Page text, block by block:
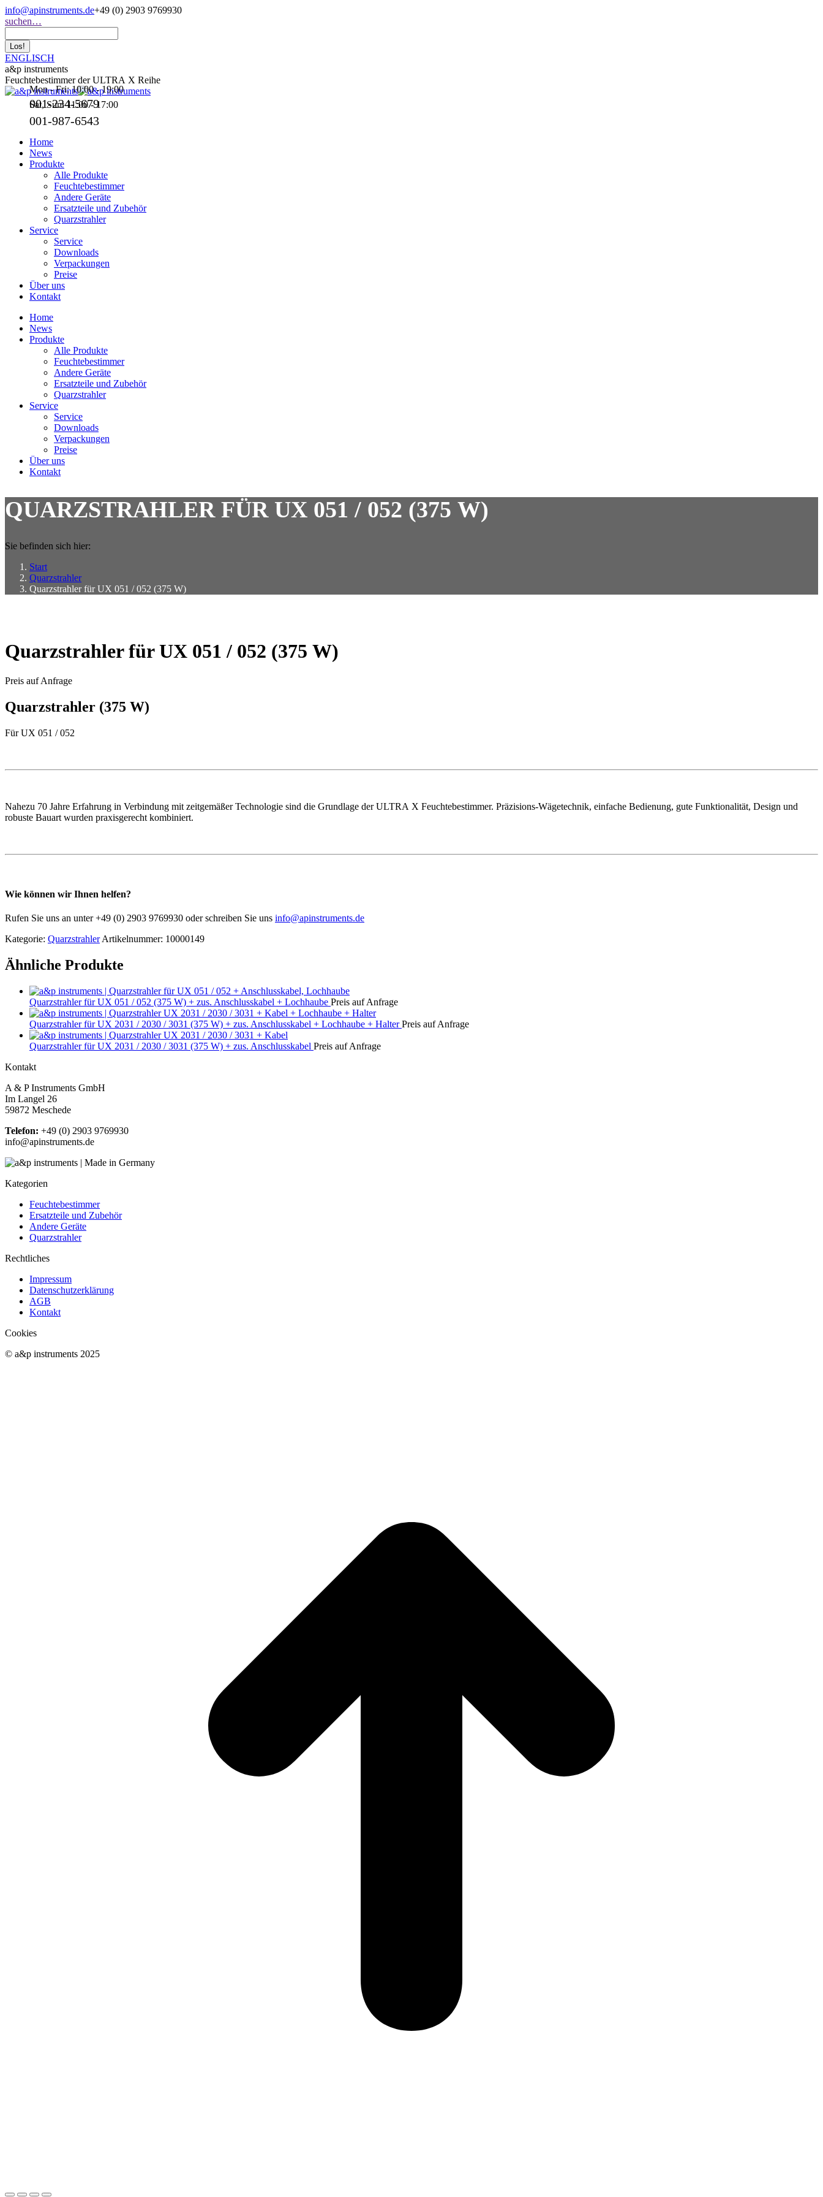
Zum
Inhalt
info@apinstruments.de+49 (0) 2903 9769930
Search:
suchen…
ENGLISCH
a&p instruments
Feuchtebestimmer der ULTRA X Reihe
Mon - Fri: 10:00 - 19:00
Sat, Sun: 11:00 - 17:00
001-234-5679
001-987-6543
Home
News
Produkte
Alle Produkte
Feuchtebestimmer
Andere Geräte
Ersatzteile und Zubehör
Quarzstrahler
Service
Service
Downloads
Verpackungen
Preise
Über uns
Kontakt
Home
News
Produkte
Alle Produkte
Feuchtebestimmer
Andere Geräte
Ersatzteile und Zubehör
Quarzstrahler
Service
Service
Downloads
Verpackungen
Preise
Über uns
Kontakt
QUARZSTRAHLER FÜR UX 051 / 052 (375 W)
Sie befinden sich hier:
Start
Quarzstrahler
Quarzstrahler für UX 051 / 052 (375 W)
Quarzstrahler für UX 051 / 052 (375 W)
Preis auf Anfrage
Quarzstrahler (375 W)
Für UX 051 / 052
Nahezu 70 Jahre Erfahrung in Verbindung mit zeitgemäßer Technologie sind die Grundlage der ULTRA X Feuchtebestimmer. Präzisions-Wägetechnik, einfache Bedienung, gute Funktionalität, Design und
robuste Bauart wurden praxisgerecht kombiniert.
Wie können wir Ihnen helfen?
Rufen Sie uns an unter +49 (0) 2903 9769930 oder schreiben Sie uns info@apinstruments.de
Kategorie: Quarzstrahler Artikelnummer: 10000149
Ähnliche Produkte
Quarzstrahler für UX 051 / 052 (375 W) + zus. Anschlusskabel + Lochhaube Preis auf Anfrage
Quarzstrahler für UX 2031 / 2030 / 3031 (375 W) + zus. Anschlusskabel + Lochhaube + HalterPreis auf Anfrage
Quarzstrahler für UX 2031 / 2030 / 3031 (375 W) + zus. Anschlusskabel Preis auf Anfrage
Kontakt
A & P Instruments GmbH
Im Langel 26
59872 Meschede
Telefon: +49 (0) 2903 9769930
info@apinstruments.de
Kategorien
Feuchtebestimmer
Ersatzteile und Zubehör
Andere Geräte
Quarzstrahler
Rechtliches
Impressum
Datenschutzerklärung
AGB
Kontakt
Cookies
© a&p instruments 2025